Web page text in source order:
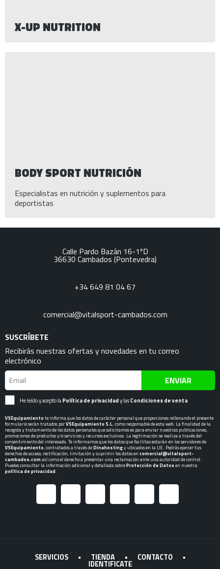
X-UP NUTRITION
BODY SPORT NUTRICIÓN
Especialistas en nutrición y suplementos para
deportistas
Calle Pardo Bazán 16-1ºD
36630 Cambados (Pontevedra)
+34 649 81 04 67
comercial@vitalsport-cambados.com
SUSCRÍBETE
Recibirás nuestras ofertas y novedades en tu correo
electrónico
ENVIAR
He leído y acepto laPolítica de privacidady lasCondiciones de venta
VSEquipamiento te informa que los datos de carácter personal que proporciones rellenando el presente
formulario serán tratados porVSEquipamiento S.L. como responsable de esta web. La finalidad de la
recogida y tratamiento de los datos personales que solicitamos es para enviar nuestras publicaciones,
promociones de productos y/o servicios y recursos exclusivos. La legitimación se realiza a través del
consentimiento del interesado. Te informamos que los datos que facilitas estarán en los servidores de
VSEquipamiento, contratados a través deDinahostingy ubicados en la UE. Podrás ejercer tus
derechos de acceso, rectificación, limitación y suprimir los datos en comercial@vitalsport-
cambados.com así como el derecho a presentar una reclamación ante una autoridad de control.
Puedes consultar la información adicional y detallada sobreProtección de Datos en nuestra
política de privacidad.
SERVICIOS • TIENDA • CONTACTO •
IDENTIFICATE